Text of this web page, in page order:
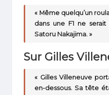
« Même quelqu’un
dans une F1 ne
Satoru Nakajima. »
Sur Gilles
« Gilles Villeneuve
en-dessous. Sa tête